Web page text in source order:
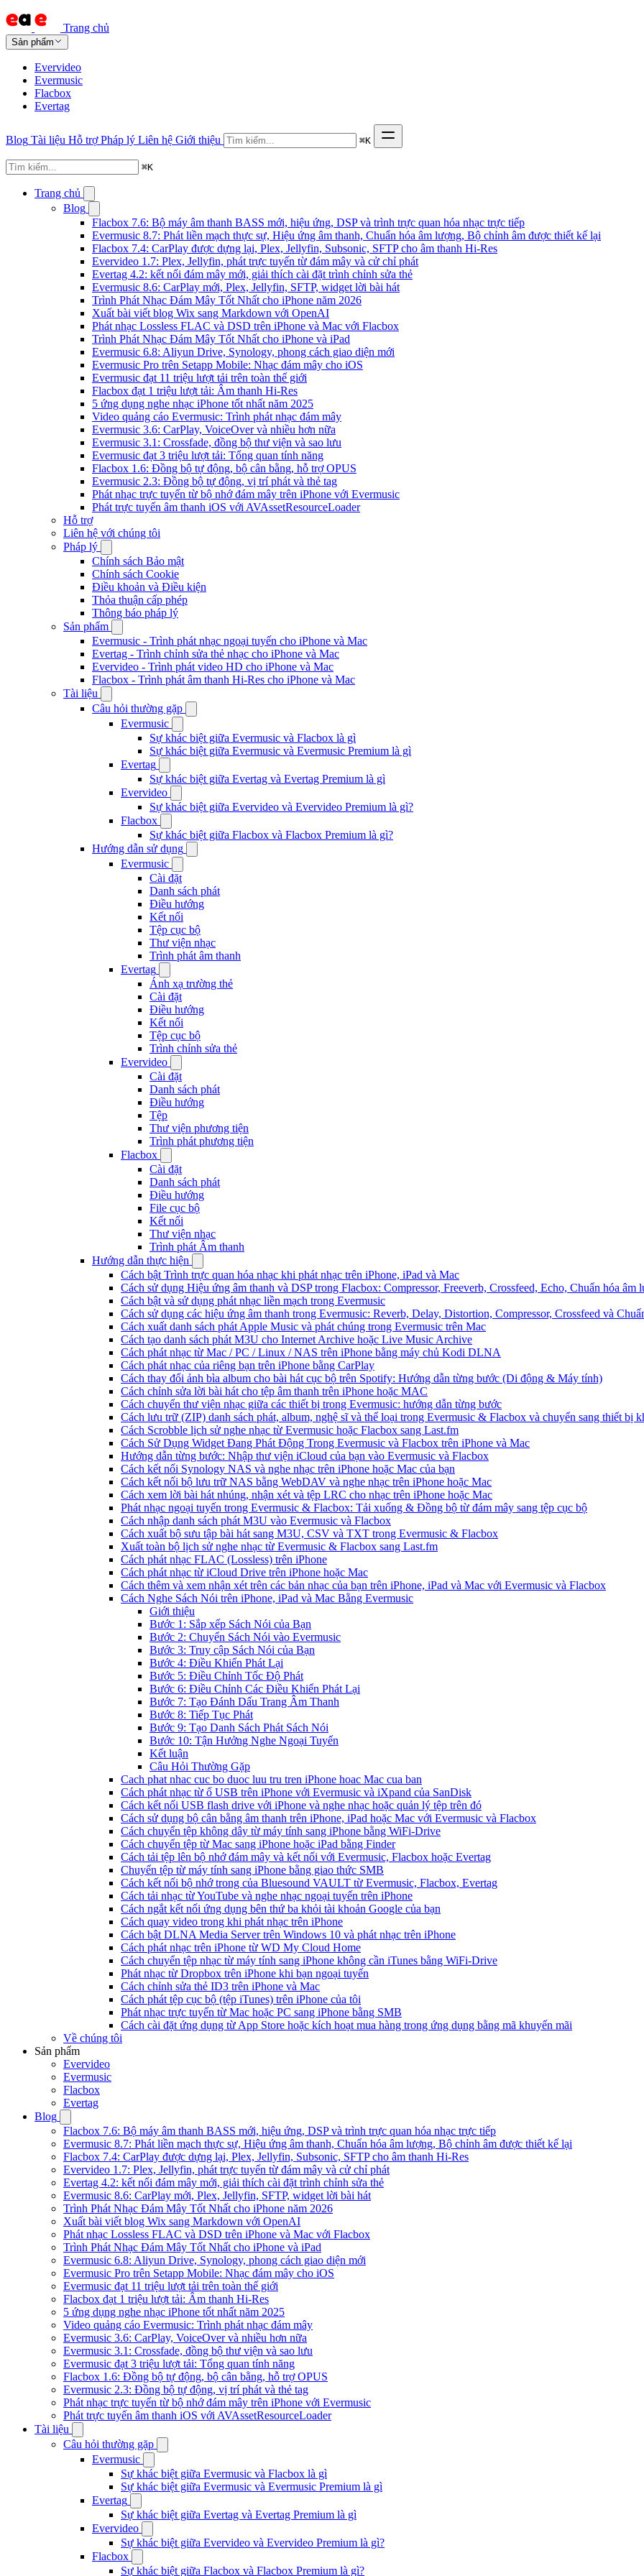
Trang chủ
Sản phẩm
Evervideo
Evermusic
Flacbox
Evertag
Blog Tài liệu Hỗ trợ Pháp lý Liên hệ Giới thiệu ⌘K
⌘K
Trang chủ
Blog
Flacbox 7.6: Bộ máy âm thanh BASS mới, hiệu ứng, DSP và trình trực quan hóa nhạc trực tiếp
Evermusic 8.7: Phát liền mạch thực sự, Hiệu ứng âm thanh, Chuẩn hóa âm lượng, Bộ chỉnh âm được thiết kế lại
Flacbox 7.4: CarPlay được dựng lại, Plex, Jellyfin, Subsonic, SFTP cho âm thanh Hi-Res
Evervideo 1.7: Plex, Jellyfin, phát trực tuyến từ đám mây và cử chỉ phát
Evertag 4.2: kết nối đám mây mới, giải thích cài đặt trình chỉnh sửa thẻ
Evermusic 8.6: CarPlay mới, Plex, Jellyfin, SFTP, widget lời bài hát
Trình Phát Nhạc Đám Mây Tốt Nhất cho iPhone năm 2026
Xuất bài viết blog Wix sang Markdown với OpenAI
Phát nhạc Lossless FLAC và DSD trên iPhone và Mac với Flacbox
Trình Phát Nhạc Đám Mây Tốt Nhất cho iPhone và iPad
Evermusic 6.8: Aliyun Drive, Synology, phong cách giao diện mới
Evermusic Pro trên Setapp Mobile: Nhạc đám mây cho iOS
Evermusic đạt 11 triệu lượt tải trên toàn thế giới
Flacbox đạt 1 triệu lượt tải: Âm thanh Hi-Res
5 ứng dụng nghe nhạc iPhone tốt nhất năm 2025
Video quảng cáo Evermusic: Trình phát nhạc đám mây
Evermusic 3.6: CarPlay, VoiceOver và nhiều hơn nữa
Evermusic 3.1: Crossfade, đồng bộ thư viện và sao lưu
Evermusic đạt 3 triệu lượt tải: Tổng quan tính năng
Flacbox 1.6: Đồng bộ tự động, bộ cân bằng, hỗ trợ OPUS
Evermusic 2.3: Đồng bộ tự động, vị trí phát và thẻ tag
Phát nhạc trực tuyến từ bộ nhớ đám mây trên iPhone với Evermusic
Phát trực tuyến âm thanh iOS với AVAssetResourceLoader
Hỗ trợ
Liên hệ với chúng tôi
Pháp lý
Chính sách Bảo mật
Chính sách Cookie
Điều khoản và Điều kiện
Thỏa thuận cấp phép
Thông báo pháp lý
Sản phẩm
Evermusic - Trình phát nhạc ngoại tuyến cho iPhone và Mac
Evertag - Trình chỉnh sửa thẻ nhạc cho iPhone và Mac
Evervideo - Trình phát video HD cho iPhone và Mac
Flacbox - Trình phát âm thanh Hi-Res cho iPhone và Mac
Tài liệu
Câu hỏi thường gặp
Evermusic
Sự khác biệt giữa Evermusic và Flacbox là gì
Sự khác biệt giữa Evermusic và Evermusic Premium là gì
Evertag
Sự khác biệt giữa Evertag và Evertag Premium là gì
Evervideo
Sự khác biệt giữa Evervideo và Evervideo Premium là gì?
Flacbox
Sự khác biệt giữa Flacbox và Flacbox Premium là gì?
Hướng dẫn sử dụng
Evermusic
Cài đặt
Danh sách phát
Điều hướng
Kết nối
Tệp cục bộ
Thư viện nhạc
Trình phát âm thanh
Evertag
Ánh xạ trường thẻ
Cài đặt
Điều hướng
Kết nối
Tệp cục bộ
Trình chỉnh sửa thẻ
Evervideo
Cài đặt
Danh sách phát
Điều hướng
Tệp
Thư viện phương tiện
Trình phát phương tiện
Flacbox
Cài đặt
Danh sách phát
Điều hướng
File cục bộ
Kết nối
Thư viện nhạc
Trình phát Âm thanh
Hướng dẫn thực hiện
Cách bật Trình trực quan hóa nhạc khi phát nhạc trên iPhone, iPad và Mac
Cách sử dụng Hiệu ứng âm thanh và DSP trong Flacbox: Compressor, Freeverb, Crossfeed, Echo, Chuẩn hóa âm
Cách bật và sử dụng phát nhạc liền mạch trong Evermusic
Cách sử dụng các hiệu ứng âm thanh trong Evermusic: Reverb, Delay, Distortion, Compressor, Crossfeed và
Cách xuất danh sách phát Apple Music và phát chúng trong Evermusic trên Mac
Cách tạo danh sách phát M3U cho Internet Archive hoặc Live Music Archive
Cách phát nhạc từ Mac / PC / Linux / NAS trên iPhone bằng máy chủ Kodi DLNA
Cách phát nhạc của riêng bạn trên iPhone bằng CarPlay
Cách thay đổi ảnh bìa album cho bài hát cục bộ trên Spotify: Hướng dẫn từng bước (Di động & Máy tính)
Cách chỉnh sửa lời bài hát cho tệp âm thanh trên iPhone hoặc MAC
Cách chuyển thư viện nhạc giữa các thiết bị trong Evermusic: hướng dẫn từng bước
Cách lưu trữ (ZIP) danh sách phát, album, nghệ sĩ và thể loại trong Evermusic & Flacbox và chuyển sang thiết bị
Cách Scrobble lịch sử nghe nhạc từ Evermusic hoặc Flacbox sang Last.fm
Cách Sử Dụng Widget Đang Phát Động Trong Evermusic và Flacbox trên iPhone và Mac
Hướng dẫn từng bước: Nhập thư viện iCloud của bạn vào Evermusic và Flacbox
Cách kết nối Synology NAS và nghe nhạc trên iPhone hoặc Mac của bạn
Cách kết nối bộ lưu trữ NAS bằng WebDAV và nghe nhạc trên iPhone hoặc Mac
Cách xem lời bài hát nhúng, nhận xét và tệp LRC cho nhạc trên iPhone hoặc Mac
Phát nhạc ngoại tuyến trong Evermusic & Flacbox: Tải xuống & Đồng bộ từ đám mây sang tệp cục bộ
Cách nhập danh sách phát M3U vào Evermusic và Flacbox
Cách xuất bộ sưu tập bài hát sang M3U, CSV và TXT trong Evermusic & Flacbox
Xuất toàn bộ lịch sử nghe nhạc từ Evermusic & Flacbox sang Last.fm
Cách phát nhạc FLAC (Lossless) trên iPhone
Cách phát nhạc từ iCloud Drive trên iPhone hoặc Mac
Cách thêm và xem nhận xét trên các bản nhạc của bạn trên iPhone, iPad và Mac với Evermusic và Flacbox
Cách Nghe Sách Nói trên iPhone, iPad và Mac Bằng Evermusic
Giới thiệu
Bước 1: Sắp xếp Sách Nói của Bạn
Bước 2: Chuyển Sách Nói vào Evermusic
Bước 3: Truy cập Sách Nói của Bạn
Bước 4: Điều Khiển Phát Lại
Bước 5: Điều Chỉnh Tốc Độ Phát
Bước 6: Điều Chỉnh Các Điều Khiển Phát Lại
Bước 7: Tạo Đánh Dấu Trang Âm Thanh
Bước 8: Tiếp Tục Phát
Bước 9: Tạo Danh Sách Phát Sách Nói
Bước 10: Tận Hưởng Nghe Ngoại Tuyến
Kết luận
Câu Hỏi Thường Gặp
Cach phat nhac cuc bo duoc luu tru tren iPhone hoac Mac cua ban
Cách phát nhạc từ ổ USB trên iPhone với Evermusic và iXpand của SanDisk
Cách kết nối USB flash drive với iPhone và nghe nhạc hoặc quản lý tệp trên đó
Cách sử dụng bộ cân bằng âm thanh trên iPhone, iPad hoặc Mac với Evermusic và Flacbox
Cách chuyển tệp không dây từ máy tính sang iPhone bằng WiFi-Drive
Cách chuyển tệp từ Mac sang iPhone hoặc iPad bằng Finder
Cách tải tệp lên bộ nhớ đám mây và kết nối với Evermusic, Flacbox hoặc Evertag
Chuyển tệp từ máy tính sang iPhone bằng giao thức SMB
Cách kết nối bộ nhớ trong của Bluesound VAULT từ Evermusic, Flacbox, Evertag
Cách tải nhạc từ YouTube và nghe nhạc ngoại tuyến trên iPhone
Cách ngắt kết nối ứng dụng bên thứ ba khỏi tài khoản Google của bạn
Cách quay video trong khi phát nhạc trên iPhone
Cách bật DLNA Media Server trên Windows 10 và phát nhạc trên iPhone
Cách phát nhạc trên iPhone từ WD My Cloud Home
Cách chuyển tệp nhạc từ máy tính sang iPhone không cần iTunes bằng WiFi-Drive
Phát nhạc từ Dropbox trên iPhone khi bạn ngoại tuyến
Cách chỉnh sửa thẻ ID3 trên iPhone và Mac
Cách phát tệp cục bộ (tệp iTunes) trên iPhone của tôi
Phát nhạc trực tuyến từ Mac hoặc PC sang iPhone bằng SMB
Cách cài đặt ứng dụng từ App Store hoặc kích hoạt mua hàng trong ứng dụng bằng mã khuyến mãi
Về chúng tôi
Sản phẩm
Evervideo
Evermusic
Flacbox
Evertag
Blog
Flacbox 7.6: Bộ máy âm thanh BASS mới, hiệu ứng, DSP và trình trực quan hóa nhạc trực tiếp
Evermusic 8.7: Phát liền mạch thực sự, Hiệu ứng âm thanh, Chuẩn hóa âm lượng, Bộ chỉnh âm được thiết kế lại
Flacbox 7.4: CarPlay được dựng lại, Plex, Jellyfin, Subsonic, SFTP cho âm thanh Hi-Res
Evervideo 1.7: Plex, Jellyfin, phát trực tuyến từ đám mây và cử chỉ phát
Evertag 4.2: kết nối đám mây mới, giải thích cài đặt trình chỉnh sửa thẻ
Evermusic 8.6: CarPlay mới, Plex, Jellyfin, SFTP, widget lời bài hát
Trình Phát Nhạc Đám Mây Tốt Nhất cho iPhone năm 2026
Xuất bài viết blog Wix sang Markdown với OpenAI
Phát nhạc Lossless FLAC và DSD trên iPhone và Mac với Flacbox
Trình Phát Nhạc Đám Mây Tốt Nhất cho iPhone và iPad
Evermusic 6.8: Aliyun Drive, Synology, phong cách giao diện mới
Evermusic Pro trên Setapp Mobile: Nhạc đám mây cho iOS
Evermusic đạt 11 triệu lượt tải trên toàn thế giới
Flacbox đạt 1 triệu lượt tải: Âm thanh Hi-Res
5 ứng dụng nghe nhạc iPhone tốt nhất năm 2025
Video quảng cáo Evermusic: Trình phát nhạc đám mây
Evermusic 3.6: CarPlay, VoiceOver và nhiều hơn nữa
Evermusic 3.1: Crossfade, đồng bộ thư viện và sao lưu
Evermusic đạt 3 triệu lượt tải: Tổng quan tính năng
Flacbox 1.6: Đồng bộ tự động, bộ cân bằng, hỗ trợ OPUS
Evermusic 2.3: Đồng bộ tự động, vị trí phát và thẻ tag
Phát nhạc trực tuyến từ bộ nhớ đám mây trên iPhone với Evermusic
Phát trực tuyến âm thanh iOS với AVAssetResourceLoader
Tài liệu
Câu hỏi thường gặp
Evermusic
Sự khác biệt giữa Evermusic và Flacbox là gì
Sự khác biệt giữa Evermusic và Evermusic Premium là gì
Evertag
Sự khác biệt giữa Evertag và Evertag Premium là gì
Evervideo
Sự khác biệt giữa Evervideo và Evervideo Premium là gì?
Flacbox
Sự khác biệt giữa Flacbox và Flacbox Premium là gì?